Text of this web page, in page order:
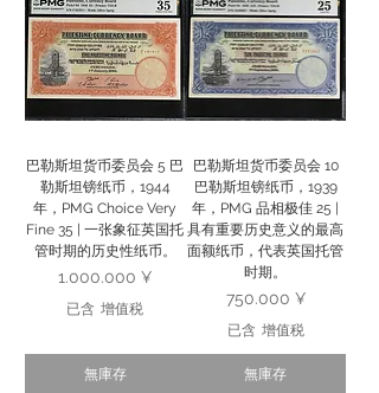
巴勒斯坦货币委员会 5 巴
勒斯坦镑纸币，1944
年，PMG Choice Very
Fine 35 | 一张象征英国托
管时期的历史性纸币。
價格
1.000.000 ¥
已含 增值税
無庫存
巴勒斯坦货币委员会 10
巴勒斯坦镑纸币，1939
年，PMG 品相极佳 25 |
具有重要历史意义的最高
面额纸币，代表英国托管
时期。
價格
750.000 ¥
已含 增值税
無庫存